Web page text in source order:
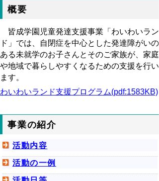
概要
皆成学園児童発達支援事業「わいわいラン
ド」では、自閉症を中心とした発達障がいの
ある未就学のお子さんとそのご家族が、家庭
や地域で暮らしやすくなるための支援を行い
ます。
わいわいランド支援プログラム(pdf:1583KB)
事業の紹介
活動内容
活動の一例